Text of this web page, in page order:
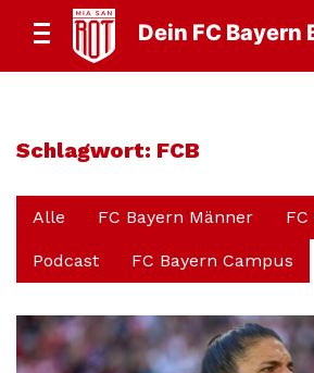
Dein FC Bayern
Schlagwort: FCB
Alle FC Bayern Männer
Podcast FC Bayern Campus